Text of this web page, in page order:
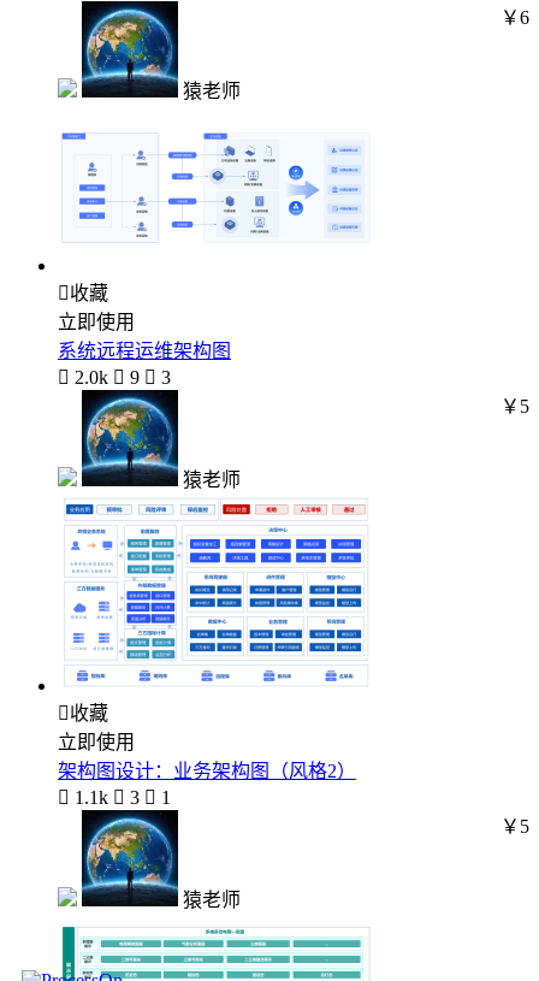
猿老师
￥6
收藏
立即使用
系统远程运维架构图
 2.0k  9  3
猿老师
￥5
收藏
立即使用
架构图设计：业务架构图（风格2）
 1.1k  3  1
猿老师
￥5